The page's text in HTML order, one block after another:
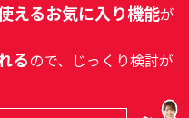
えるお気に入り機能が
るので、じっくり検討が